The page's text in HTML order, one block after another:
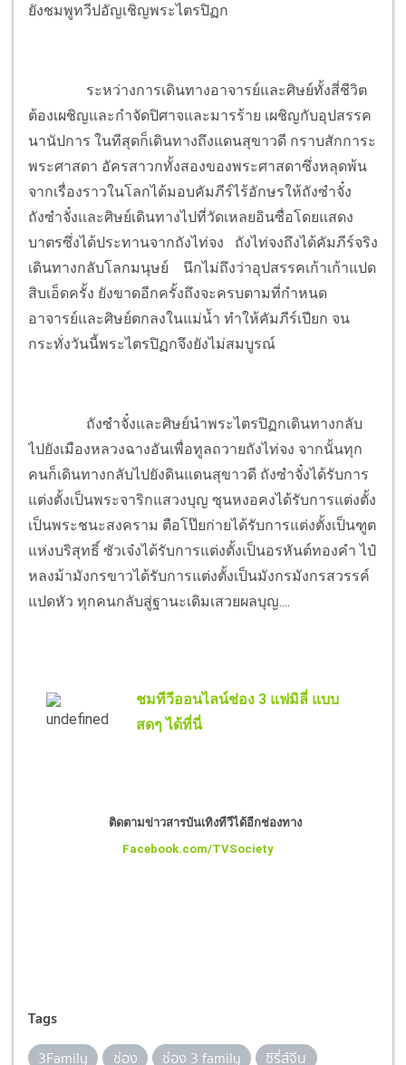
ยังชมพูทวีปอัญเชิญพระไตรปิฏก
ระหว่างการเดินทางอาจารย์และศิษย์ทั้งสี่ชีวิต
ต้องเผชิญและกำจัดปิศาจและมารร้าย เผชิญกับอุปสรรค
นานัปการ ในทีสุดก็เดินทางถึงแดนสุขาวดี กราบสักการะ
พระศาสดา อัครสาวกทั้งสองของพระศาสดาซึ่งหลุดพ้น
จากเรื่องราวในโลกได้มอบคัมภีร์ไร้อักษรให้ถังซำจั๋ง
ถังซำจั๋งและศิษย์เดินทางไปที่วัดเหลยอินซื่อโดยแสดง
บาตรซึ่งได้ประทานจากถังไท่จง ถังไท่จงถึงได้คัมภีร์จริง
เดินทางกลับโลกมนุษย์ นึกไม่ถึงว่าอุปสรรคเก้าเก้าแปด
สิบเอ็ดครั้ง ยังขาดอีกครั้งถึงจะครบตามที่กำหนด
อาจารย์และศิษย์ตกลงในแม่น้ำ ทำให้คัมภีร์เปียก จน
กระทั่งวันนี้พระไตรปิฏกจึงยังไม่สมบูรณ์
ถังซำจั๋งและศิษย์นำพระไตรปิฏกเดินทางกลับ
ไปยังเมืองหลวงฉางอันเพื่อทูลถวายถังไท่จง จากนั้นทุก
คนก็เดินทางกลับไปยังดินแดนสุขาวดี ถังซำจั๋งได้รับการ
แต่งตั้งเป็นพระจาริกแสวงบุญ ซุนหงอคงได้รับการแต่งตั้ง
เป็นพระชนะสงคราม ตือโป๊ยก่ายได้รับการแต่งตั้งเป็นฑูต
แห่งบริสุทธิ์ ซัวเจ๋งได้รับการแต่งตั้งเป็นอรหันต์ทองคำ ไป๋
หลงม้ามังกรขาวได้รับการแต่งตั้งเป็นมังกรมังกรสวรรค์
แปดหัว ทุกคนกลับสู่ฐานะเดิมเสวยผลบุญ....
ชมทีวีออนไลน์ช่อง 3 แฟมิลี่ แบบ
สดๆ ได้ที่นี่
ติดตามข่าวสารบันเทิงทีวีได้อีกช่องทาง
Facebook.com/TVSociety
Tags
3Family ช่อง ช่อง 3 family
ซีรี่ส์จีน